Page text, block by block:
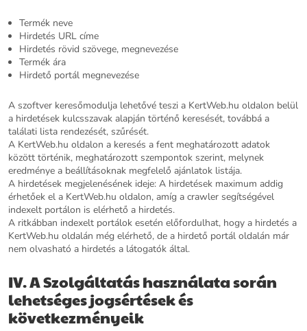
Termék neve
Hirdetés URL címe
Hirdetés rövid szövege, megnevezése
Termék ára
Hirdető portál megnevezése
A szoftver keresőmodulja lehetővé teszi a KertWeb.hu oldalon belül
a hirdetések kulcsszavak alapján történő keresését, továbbá a
találati lista rendezését, szűrését.
A KertWeb.hu oldalon a keresés a fent meghatározott adatok
között történik, meghatározott szempontok szerint, melynek
eredménye a beállításoknak megfelelő ajánlatok listája.
A hirdetések megjelenésének ideje: A hirdetések maximum addig
érhetőek el a KertWeb.hu oldalon, amíg a crawler segítségével
indexelt portálon is elérhető a hirdetés.
A ritkábban indexelt portálok esetén előfordulhat, hogy a hirdetés a
KertWeb.hu oldalán még elérhető, de a hirdető portál oldalán már
nem olvasható a hirdetés a látogatók által.
IV. A Szolgáltatás használata során
lehetséges jogsértések és
következményeik